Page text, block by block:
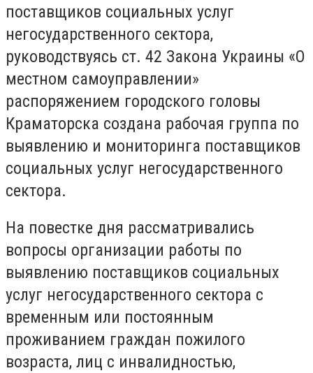
поставщиков социальных услуг
негосударственного сектора,
руководствуясь ст. 42 Закона Украины «О
местном самоуправлении»
распоряжением городского головы
Краматорска создана рабочая группа по
выявлению и мониторинга поставщиков
социальных услуг негосударственного
сектора.
На повестке дня рассматривались
вопросы организации работы по
выявлению поставщиков социальных
услуг негосударственного сектора с
временным или постоянным
проживанием граждан пожилого
возраста, лиц с инвалидностью,